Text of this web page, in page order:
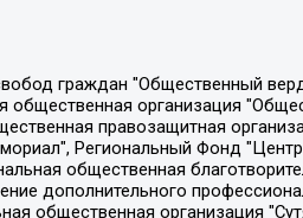
Шендерович Виктор Анатольевич, Общество с ограниченной ответственностью "Данное сообщение", Общество с ограниченной ответственностью Издательский дом "Новая глава", Айнбиндер Александра Александровна, Московский комьюнити-центр для ЛГБТ+инициатив, Благотворительный фонд развития филантропии, Deutsche Welle (Германия, Kurt-Schumacher-Strasse 3, 53113 Bonn), Борзунова Мария Михайловна, Воробьев Виктор Викторович, Голубева Анна Львовна, Константинова Алла Михайловна, Малкова Ирина Владимировна, Мурадов Мурад Абдулгалимович, Осетинская Елизавета Николаевна, Понасенков Евгений Николаевич, Ганапольский Матвей Юрьевич, Киселев Евгений Алексеевич, Борухович Ирина Григорьевна, Дремин Иван Тимофеевич, Дубровский Дмитрий Викторович, Красноярская региональная общественная организация поддержки и развития альтернативных образовательных технологий и межкультурных коммуникаций "ИНТЕРРА", Маяковская Екатерина Алексеевна, Фейгин Марк Захарович, Филимонов Андрей Викторович, Дзугкоева Регина Николаевна, Доброхотов Роман Александрович, Дудь Юрий Александрович, Елкин Сергей Владимирович, Кругликов Кирилл Игоревич, Сабунаева Мария Леонидовна, Семенов Алексей Владимирович, Шаинян Карен Багратович, Шульман Екатерина Михайловна, Асафьев Артур Валерьевич, Вахштайн Виктор Семенович, Венедиктов Алексей Алексеевич, Лушникова Екатерина Евгеньевна, Волков Леонид Михайлович, Невзоров Александр Глебович, Пархоменко Сергей Борисович, Сироткин Ярослав Николаевич, Кара-Мурза Владимир Владимирович, Баранова Наталья Владимировна, Гозман Леонид Яковлевич, Кагарлицкий Борис Юльевич, Климарев Михаил Валерьевич, Милов Владимир Станиславович, Автономная некоммерческая организация Краснодарский центр современного искусства "Типография", Моргенштерн Алишер Тагирович, Соболь Любовь Эдуардовна, Общество с ограниченной ответственностью "ЛИЗА НОРМ", Каспаров Гарри Кимович, Ходорковский Михаил Борисович, Общество с ограниченной ответственностью "Апрельские тезисы", Данилович Ирина Брониславовна, Кашин Олег Владимирович, Петров Николай Владимирович, Пивоваров Алексей